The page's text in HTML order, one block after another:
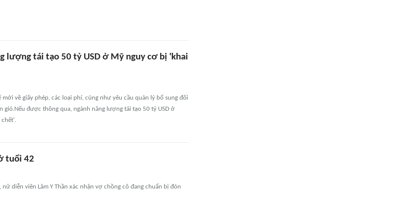
lượng tái tạo 50 tỷ USD ở Mỹ nguy cơ bị 'khai
mới về giấy phép, các loại phí, cũng như yêu cầu quản lý bổ sung đối
gió.Nếu được thông qua, ngành năng lượng tái tạo 50 tỷ USD ở
chết'.
tuổi 42
diễn viên Lâm Y Thần xác nhận vợ chồng cô đang chuẩn bị đón